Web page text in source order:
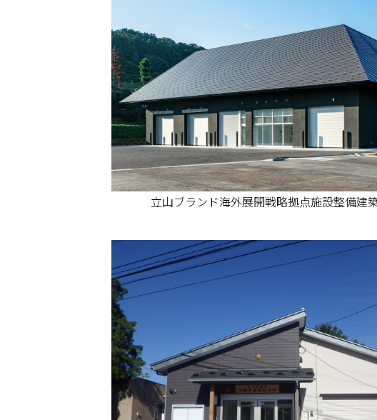
立山ブランド海外展開戦略拠点施設整備建